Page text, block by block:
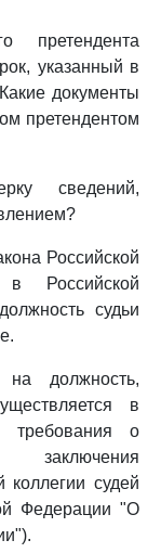
претендента
указанный в
документы
претендентом
сведений,
Российской
Российской
судьи
на должность,
в
требования о
коллегии судей
Федерации "О